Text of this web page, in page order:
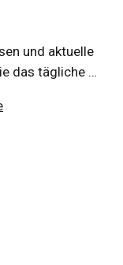
und aktuelle
das tägliche …